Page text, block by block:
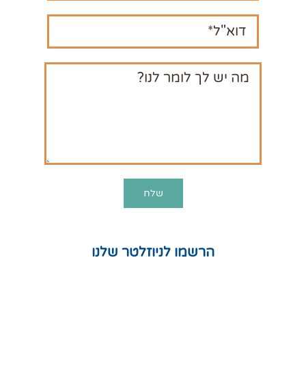
הרשמו לניוזלטר שלנו